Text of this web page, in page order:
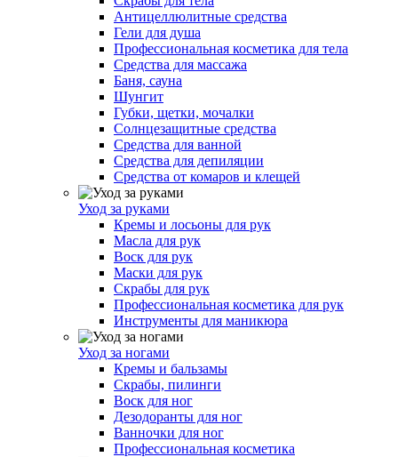
Антицеллюлитные средства
Гели для душа
Профессиональная косметика для тела
Средства для массажа
Баня, сауна
Шунгит
Губки, щетки, мочалки
Солнцезащитные средства
Средства для ванной
Средства для депиляции
Средства от комаров и клещей
Уход за руками
Кремы и лосьоны для рук
Масла для рук
Воск для рук
Маски для рук
Скрабы для рук
Профессиональная косметика для рук
Инструменты для маникюра
Уход за ногами
Кремы и бальзамы
Скрабы, пилинги
Воск для ног
Дезодоранты для ног
Ванночки для ног
Профессиональная косметика